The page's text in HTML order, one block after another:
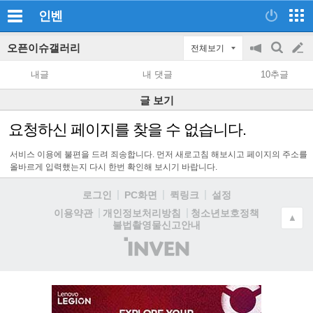
인벤
오픈이슈갤러리 전체보기
공
지
on/off
검
색
글
쓰
기
내글 내 댓글 10추글
글 보기
요청하신 페이지를 찾을 수 없습니다.
서비스 이용에 불편을 드려 죄송합니다. 먼저 새로고침 해보시고 페이지의 주소를
올바르게 입력했는지 다시 한번 확인해 보시기 바랍니다.
로그인 PC화면 퀵링크
설정
이용약관
개인정보처리방침
청소년보호정책
불법촬영물신고안내
(주)
인
▲